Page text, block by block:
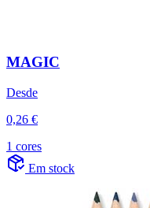
MAGIC
Desde
0,26 €
1 cores
Em stock